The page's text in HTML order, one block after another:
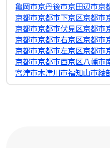
亀岡市京丹後市京田辺市京
京都市京都市下京区京都市
京都市京都市伏見区京都市
京都市京都市右京区京都市
京都市京都市左京区京都市
京都市京都市西京区八幡市
宮津市木津川市福知山市綾